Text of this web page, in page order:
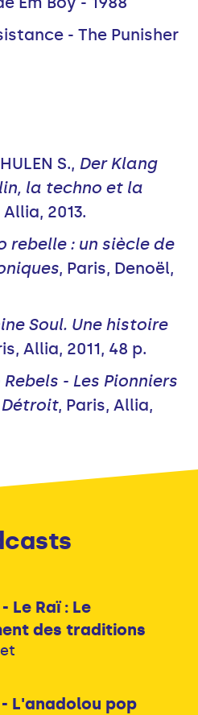
- The Punisher
S., Der Klang
la techno et la
Allia, 2013.
rebelle : un siècle de
, Paris, Denoël,
Soul. Une histoire
Allia, 2011, 48 p.
Rebels - Les Pionniers
Détroit, Paris, Allia,
Le Raï : Le
des traditions
- L'anadolou pop